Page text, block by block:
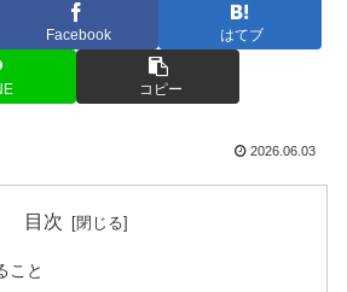
Facebook はてブ
コピー
2026.06.03
目次
こと